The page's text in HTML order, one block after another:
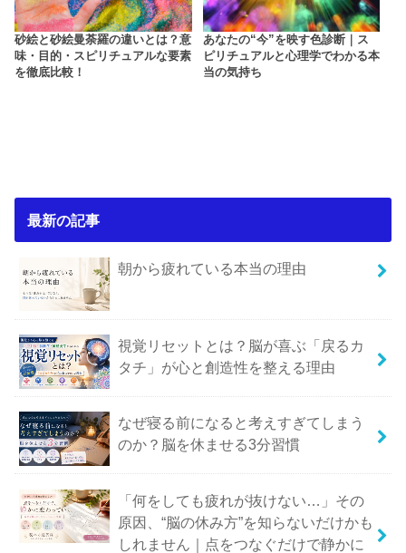
砂絵と砂絵曼荼羅の違いとは？意
味・目的・スピリチュアルな要素
を徹底比較！
あなたの“今”を映す色診断｜ス
ピリチュアルと心理学でわかる本
当の気持ち
最新の記事
朝から疲れている本当の理由
視覚リセットとは？脳が喜ぶ「戻るカ
タチ」が心と創造性を整える理由
なぜ寝る前になると考えすぎてしまう
のか？脳を休ませる3分習慣
「何をしても疲れが抜けない…」その
原因、“脳の休み方”を知らないだけかも
しれません｜点をつなぐだけで静かに